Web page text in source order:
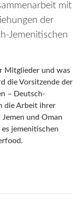
mit
der
Jemenitischen
Mitglieder und was
die Vorsitzende der
– Deutsch-
die Arbeit ihrer
und Oman
jemenitischen